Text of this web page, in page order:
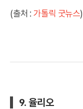
(출처 :가톨릭 굿뉴스)
9. 율리오